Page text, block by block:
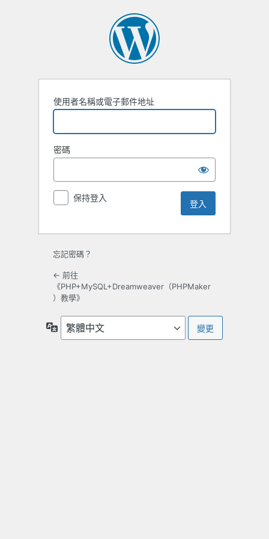
使用者名稱或電子郵件地址
密碼
保持登入
忘記密碼？
← 前往
《PHP+MySQL+Dreamweaver（PHPMaker
）教學》
言